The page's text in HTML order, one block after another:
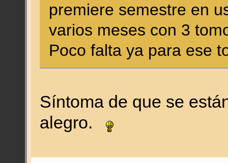
premiere semestre en
varios meses con 3
Poco falta ya para ese
Síntoma de que se
alegro.